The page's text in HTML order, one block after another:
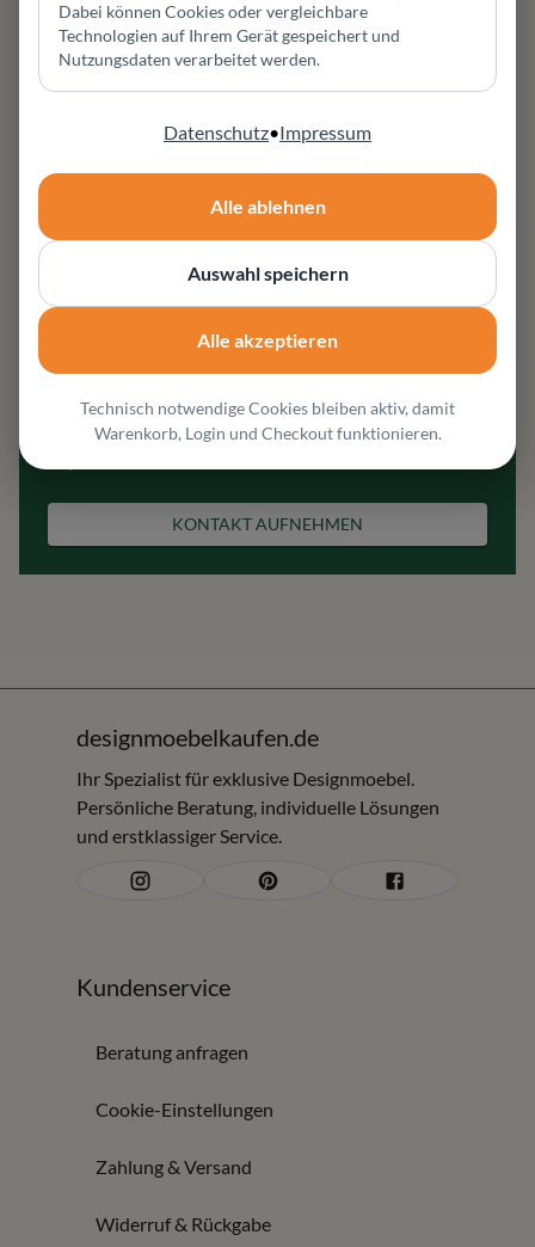
und Sitzkomfort direkt. So entstehen Entscheidungen, die
nicht nur im Warenkorb gut aussehen, sondern im eigenen
Zuhause funktionieren.
Unser Team begleitet Sie von der ersten Inspiration bis zur
Schlafzimmer oder individuelle Stauraumplanung.
Sie planen ein neues Möbelstück
Wir beraten telefonisch, per E-Mail oder persönlich in
KONTAKT AUFNEHMEN
designmoebelkaufen.de
Ihr Spezialist für exklusive Designmoebel.
Persönliche Beratung, individuelle Lösungen
und erstklassiger Service.
Kundenservice
Beratung anfragen
Cookie-Einstellungen
Zahlung & Versand
Widerruf & Rückgabe
Dabei können Cookies oder vergleichbare
Technologien auf Ihrem Gerät gespeichert und
Nutzungsdaten verarbeitet werden.
Datenschutz•Impressum
Alle ablehnen
Auswahl speichern
Alle akzeptieren
Technisch notwendige Cookies bleiben aktiv, damit
Warenkorb, Login und Checkout funktionieren.